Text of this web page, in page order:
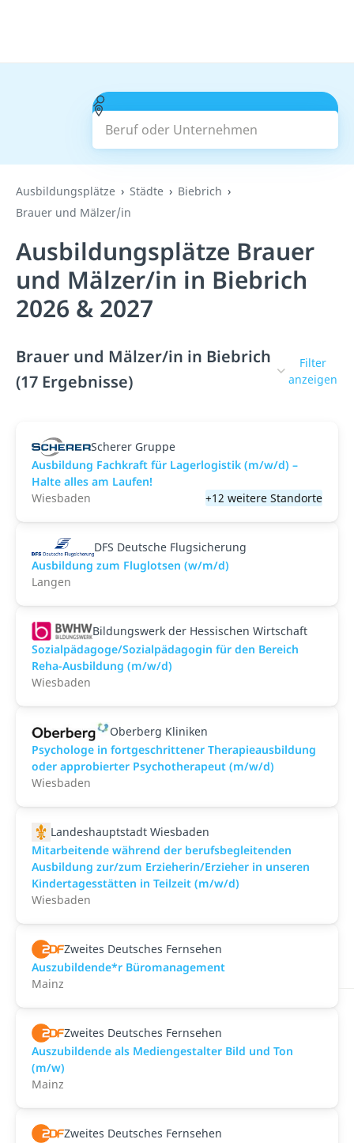
Beruf oder Unternehmen
Suchen
Ausbildungsplätze Städte
Biebrich
Brauer und Mälzer/in
Ausbildungsplätze Brauer
und Mälzer/in in Biebrich
2026 & 2027
Brauer und Mälzer/in in Biebrich
(17 Ergebnisse)
Filter
anzeigen
Scherer Gruppe
Ausbildung Fachkraft für Lagerlogistik (m/w/d) –
Halte alles am Laufen!
Wiesbaden
+12 weitere Standorte
DFS Deutsche Flugsicherung
Ausbildung zum Fluglotsen (w/m/d)
Langen
Bildungswerk der Hessischen Wirtschaft
Sozialpädagoge/Sozialpädagogin für den Bereich
Reha-Ausbildung (m/w/d)
Wiesbaden
Oberberg Kliniken
Psychologe in fortgeschrittener Therapieausbildung
oder approbierter Psychotherapeut (m/w/d)
Wiesbaden
Landeshauptstadt Wiesbaden
Mitarbeitende während der berufsbegleitenden
Ausbildung zur/zum Erzieherin/Erzieher in unseren
Kindertagesstätten in Teilzeit (m/w/d)
Wiesbaden
Zweites Deutsches Fernsehen
Auszubildende*r Büromanagement
Mainz
Zweites Deutsches Fernsehen
Auszubildende als Mediengestalter Bild und Ton
(m/w)
Mainz
Zweites Deutsches Fernsehen